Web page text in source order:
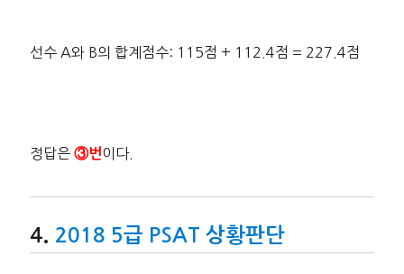
선수 A와 B의 합계점수: 115점 + 112.4점 = 227.4점
정답은③번 이다.
2018 5급 PSAT 상황판단